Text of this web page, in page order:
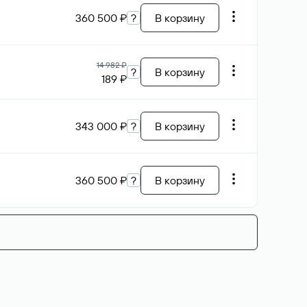
360 500 ₽ ? В корзину
14 982 ₽
189 ₽ ? В корзину
343 000 ₽ ? В корзину
360 500 ₽ ? В корзину